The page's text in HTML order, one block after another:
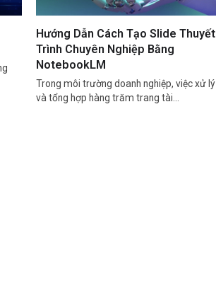
Hướng Dẫn Cách Tạo Slide Thuyết
Trình Chuyên Nghiệp Bằng
NotebookLM
Trong môi trường doanh nghiệp, việc xử lý
và tổng hợp hàng trăm trang tài…